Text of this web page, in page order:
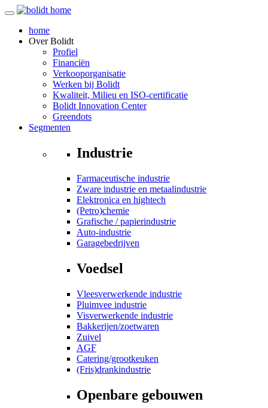
home
OverBolidt
Profiel
Financiën
Verkooporganisatie
Werken bij Bolidt
Kwaliteit, Milieu en ISO-certificatie
Bolidt Innovation Center
Greendots
Segmenten
Industrie
Farmaceutische industrie
Zware industrie en metaalindustrie
Elektronica en hightech
(Petro)chemie
Grafische / papierindustrie
Auto-industrie
Garagebedrijven
Voedsel
Vleesverwerkende industrie
Pluimvee industrie
Visverwerkende industrie
Bakkerijen/zoetwaren
Zuivel
AGF
Catering/grootkeuken
(Fris)drankindustrie
Openbare gebouwen